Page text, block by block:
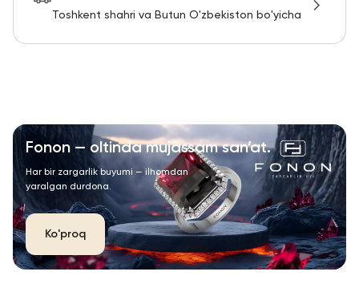
Toshkent shahri va Butun O'zbekiston bo'yicha
Fonon — oltinda mujassam san’at.
Har bir zargarlik buyumi — ilhomdan
yaralgan durdona.
Ko'proq